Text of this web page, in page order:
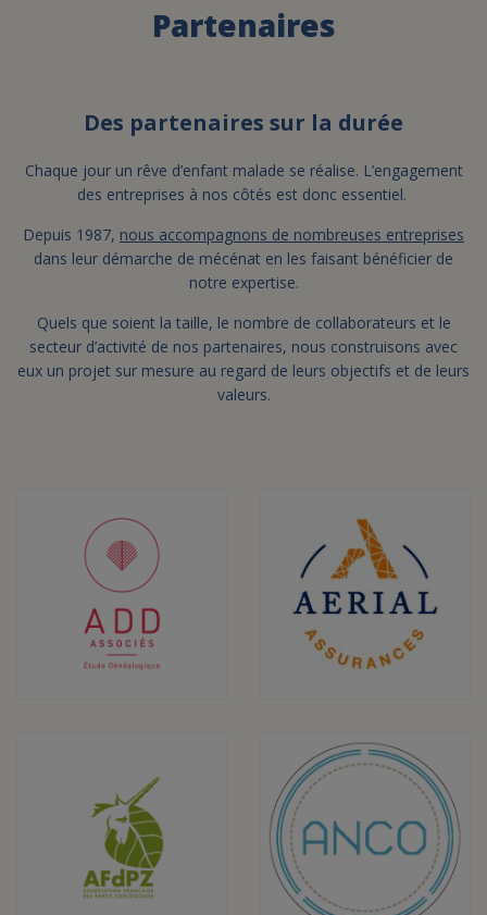
ASSURANCE VIE/LEGS
ESPACE PRESSE
JE DEVIENS
DEVENIR
Partenaires
Des partenaires sur la durée
Chaque jour un rêve d’enfant malade se réalise. L’engagement
des entreprises à nos côtés est donc essentiel.
Depuis 1987, nous accompagnons de nombreuses entreprises
dans leur démarche de mécénat en les faisant bénéficier de
notre expertise.
Quels que soient la taille, le nombre de collaborateurs et le
secteur d’activité de nos partenaires, nous construisons avec
eux un projet sur mesure au regard de leurs objectifs et de leurs
valeurs.